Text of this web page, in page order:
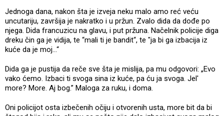
Jednoga dana, nakon šta je izveja neku malo amo reć veću
uncutariju, završija je nakratko i u pržun. Zvalo dida da dođe po
njega. Dida francuzicu na glavu, i put pržuna. Načelnik policije diga
dreku čin ga je vidija, te “mali ti je bandit“, te "ja bi ga izbacija iz
kuće da je moj...“
Dida ga je pustija da reče sve šta je mislija, pa mu odgovori: „Evo
vako ćemo. Izbaci ti svoga sina iz kuće, pa ću ja svoga. Jel'
more? More. Aj bog.” Maloga za ruku, i doma.
Oni policijot osta izbečenih očiju i otvorenih usta, more bit da bi